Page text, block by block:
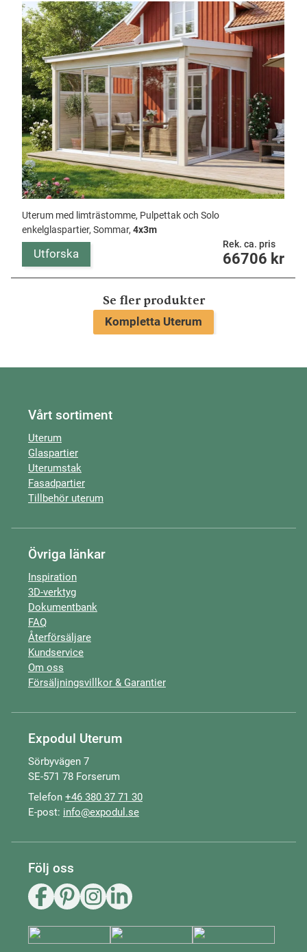
Uterum med limträstomme, Pulpettak och Solo
enkelglaspartier, Sommar, 4x3m
Utforska
Rek. ca. pris
66706 kr
Se fler produkter
Kompletta Uterum
Vårt sortiment
Uterum
Glaspartier
Uterumstak
Fasadpartier
Tillbehör uterum
Övriga länkar
Inspiration
3D-verktyg
Dokumentbank
FAQ
Återförsäljare
Kundservice
Om oss
Försäljningsvillkor & Garantier
Expodul Uterum
Sörbyvägen 7
SE-571 78 Forserum
Telefon +46 380 37 71 30
E-post: info@expodul.se
Följ oss